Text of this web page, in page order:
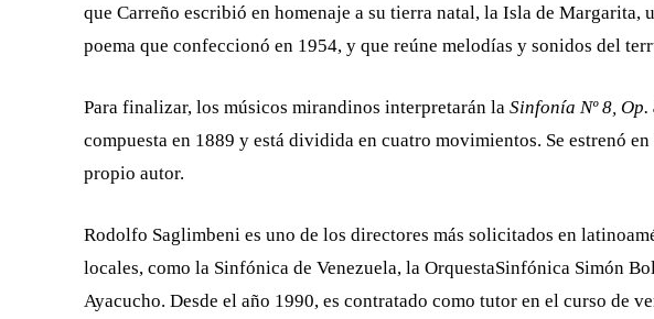
que Carreño escribió en homenaje a su tierra natal, la Isla de Margarita,
poema que confeccionó en 1954, y que reúne melodías y sonidos del
Para finalizar, los músicos mirandinos interpretarán la Sinfonía Nº 8, Op.
compuesta en 1889 y está dividida en cuatro movimientos. Se estrenó
propio autor.
Rodolfo Saglimbeni es uno de los directores más solicitados en
locales, como la Sinfónica de Venezuela, la OrquestaSinfónica Simón
Ayacucho. Desde el año 1990, es contratado como tutor en el curso de